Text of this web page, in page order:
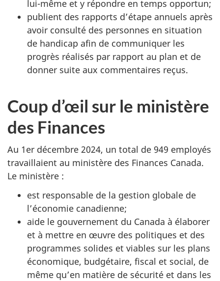
lui-même et y répondre en temps opportun;
publient des rapports d’étape annuels après
avoir consulté des personnes en situation
de handicap afin de communiquer les
progrès réalisés par rapport au plan et de
donner suite aux commentaires reçus.
Coup d’œil sur le ministère
des Finances
Au 1er décembre 2024, un total de 949 employés
travaillaient au ministère des Finances Canada.
Le ministère :
est responsable de la gestion globale de
l’économie canadienne;
aide le gouvernement du Canada à élaborer
et à mettre en œuvre des politiques et des
programmes solides et viables sur les plans
économique, budgétaire, fiscal et social, de
même qu’en matière de sécurité et dans les